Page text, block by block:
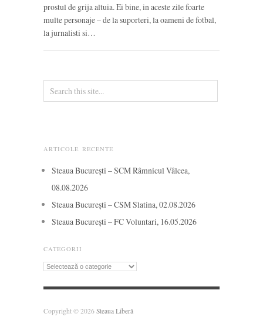
prostul de grija altuia. Ei bine, in aceste zile foarte
multe personaje – de la suporteri, la oameni de fotbal,
la jurnalisti si…
ARTICOLE RECENTE
Steaua București – SCM Râmnicul Vâlcea,
08.08.2026
Steaua București – CSM Slatina, 02.08.2026
Steaua București – FC Voluntari, 16.05.2026
CATEGORII
Categorii
Copyright © 2026 Steaua Liberă